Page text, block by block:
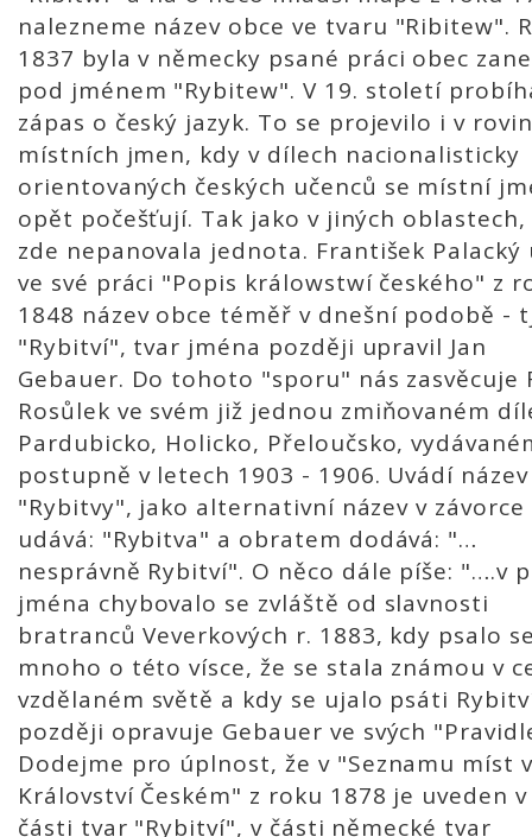
nalezneme název obce ve tvaru "Ribitew".
1837 byla v německy psané práci obec
pod jménem "Rybitew". V 19. století
zápas o český jazyk. To se projevilo i v
místních jmen, kdy v dílech nacionalisticky
orientovaných českých učenců se místní
opět počešťují. Tak jako v jiných
zde nepanovala jednota. František Palacký
ve své práci "Popis králowstwí českého" z
1848 název obce téměř v dnešní podobě -
"Rybitví", tvar jména později upravil Jan
Gebauer. Do tohoto "sporu" nás zasvěcuje
Rosůlek ve svém již jednou zmiňovaném
Pardubicko, Holicko, Přeloučsko,
postupně v letech 1903 - 1906. Uvádí název
"Rybitvy", jako alternativní název v závorce
udává: "Rybitva" a obratem dodává: "…
nesprávně Rybitví". O něco dále píše: "….v
jména chybovalo se zvláště od slavnosti
bratranců Veverkových r. 1883, kdy psalo
mnoho o této vísce, že se stala známou v
vzdělaném světě a kdy se ujalo psáti
později opravuje Gebauer ve svých
Dodejme pro úplnost, že v "Seznamu míst v
Království Českém" z roku 1878 je uveden v
části tvar "Rybitví", v části německé tvar